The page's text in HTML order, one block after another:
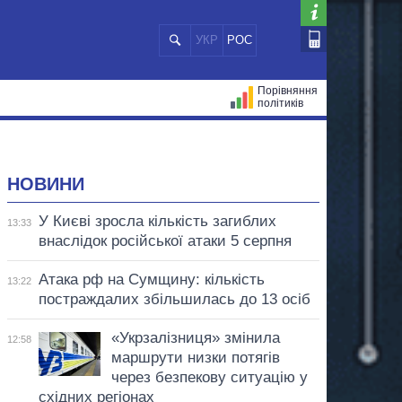
УКР РОС
Порівняння
політиків
НОВИНИ
13:33
У Києві зросла кількість загиблих
внаслідок російської атаки 5 серпня
13:22
Атака рф на Сумщину: кількість
постраждалих збільшилась до 13 осіб
12:58
«Укрзалізниця» змінила
маршрути низки потягів
через безпекову ситуацію у
східних регіонах